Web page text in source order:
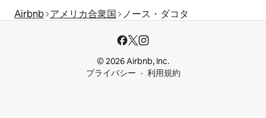
Airbnb アメリカ合衆国 ノース・ダコタ
© 2026 Airbnb, Inc.
プライバシー
利用規約